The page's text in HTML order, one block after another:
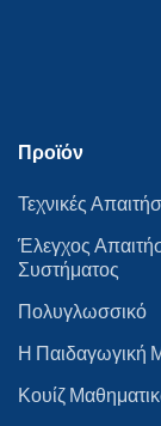
Προϊόν
Τεχνικές
Έλεγχος
Συστήματος
Πολυγλωσσικό
Η Παιδαγωγική
Κουίζ